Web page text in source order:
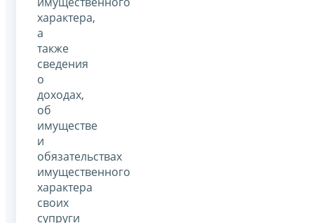
характера,
а
также
сведения
о
доходах,
об
имуществе
и
обязательствах
имущественного
характера
своих
супруги